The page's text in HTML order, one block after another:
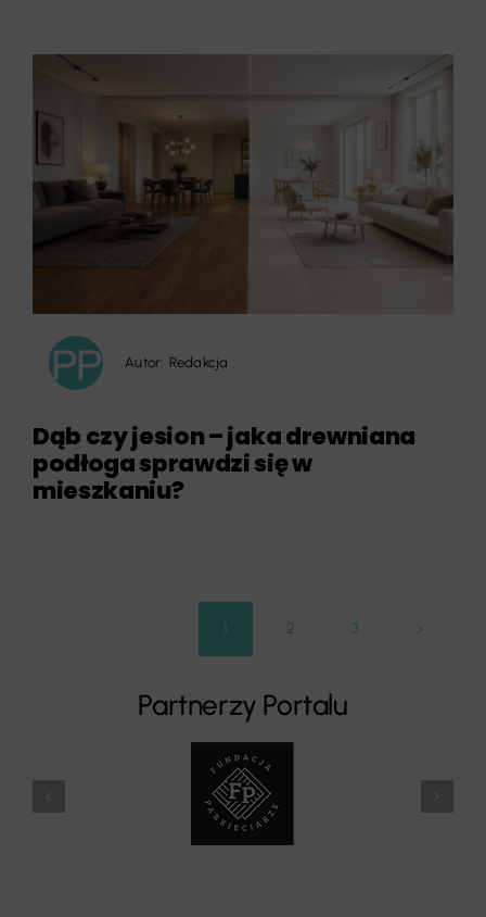
Autor: Redakcja
Dąb czy jesion – jaka drewniana
podłoga sprawdzi się w
mieszkaniu?
1 2 3
Partnerzy Portalu